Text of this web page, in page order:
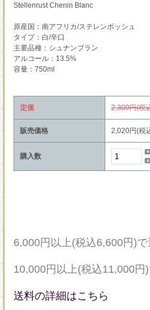
Stellenrust Chenin Blanc
原産国：南アフリカ/ステレンボッシュ
タイプ：白/辛口
主要品種：シュナンブラン
アルコール：13.5%
容量：750ml
定価 2,300円(税
販売価格 2,020円(税
購入数
6,000円以上(税込6,600円)で
10,000円以上(税込11,000円
送料の詳細はこちら